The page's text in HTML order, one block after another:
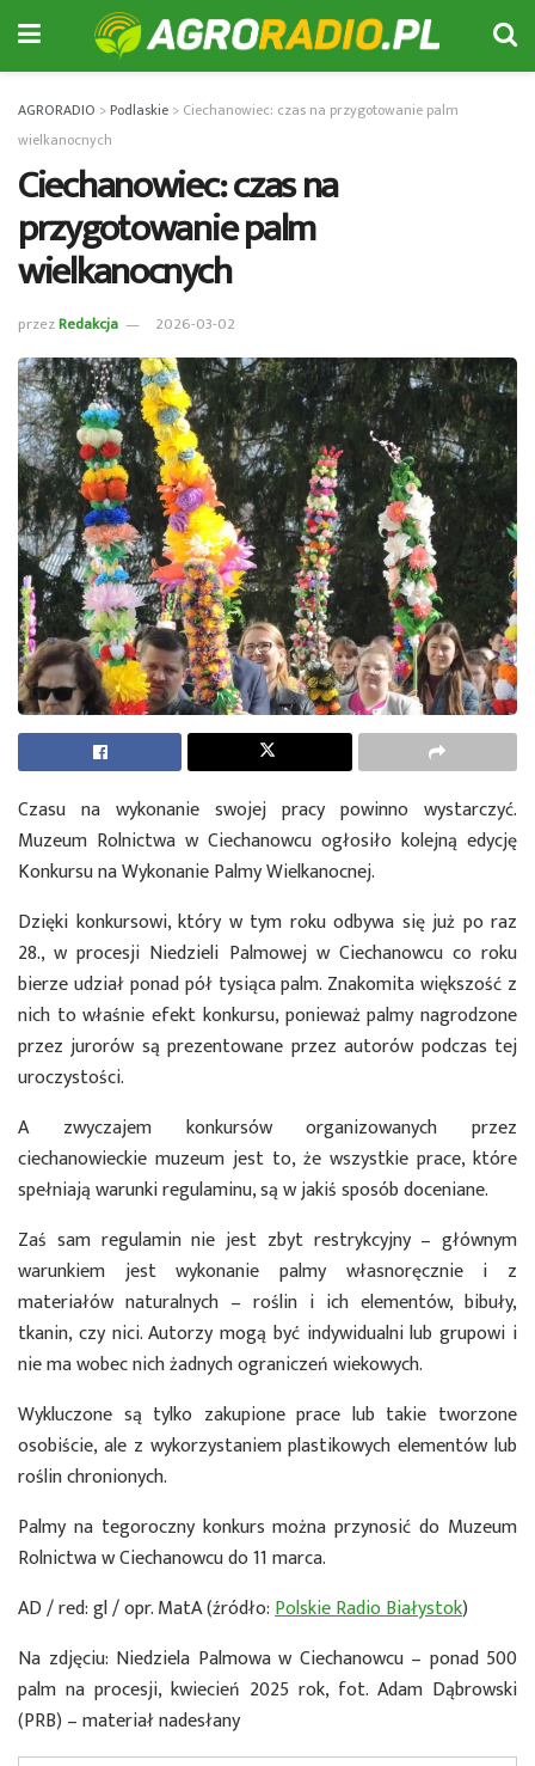
AGRORADIO >Podlaskie > Ciechanowiec: czas na przygotowanie palm
wielkanocnych
Ciechanowiec: czas na
przygotowanie palm
wielkanocnych
przezRedakcja 2026-03-02
Czasu na wykonanie swojej pracy powinno wystarczyć.
Muzeum Rolnictwa w Ciechanowcu ogłosiło kolejną edycję
Konkursu na Wykonanie Palmy Wielkanocnej.
Dzięki konkursowi, który w tym roku odbywa się już po raz
28., w procesji Niedzieli Palmowej w Ciechanowcu co roku
bierze udział ponad pół tysiąca palm. Znakomita większość z
nich to właśnie efekt konkursu, ponieważ palmy nagrodzone
przez jurorów są prezentowane przez autorów podczas tej
uroczystości.
A zwyczajem konkursów organizowanych przez
ciechanowieckie muzeum jest to, że wszystkie prace, które
spełniają warunki regulaminu, są w jakiś sposób doceniane.
Zaś sam regulamin nie jest zbyt restrykcyjny – głównym
warunkiem jest wykonanie palmy własnoręcznie i z
materiałów naturalnych – roślin i ich elementów, bibuły,
tkanin, czy nici. Autorzy mogą być indywidualni lub grupowi i
nie ma wobec nich żadnych ograniczeń wiekowych.
Wykluczone są tylko zakupione prace lub takie tworzone
osobiście, ale z wykorzystaniem plastikowych elementów lub
roślin chronionych.
Palmy na tegoroczny konkurs można przynosić do Muzeum
Rolnictwa w Ciechanowcu do 11 marca.
AD / red: gl / opr. MatA (źródło:Polskie Radio Białystok)
Na zdjęciu: Niedziela Palmowa w Ciechanowcu – ponad 500
palm na procesji, kwiecień 2025 rok, fot. Adam Dąbrowski
(PRB) – materiał nadesłany